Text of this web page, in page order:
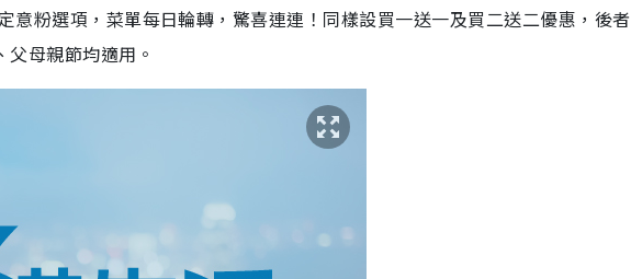
意粉選項，菜單每日輪轉，驚喜連連！同樣設買一送一及買二送二優惠，後者
母親節均適用。